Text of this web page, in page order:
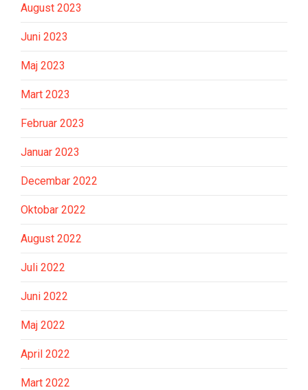
August 2023
Juni 2023
Maj 2023
Mart 2023
Februar 2023
Januar 2023
Decembar 2022
Oktobar 2022
August 2022
Juli 2022
Juni 2022
Maj 2022
April 2022
Mart 2022